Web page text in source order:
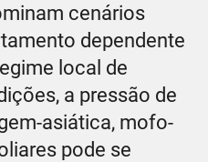
cenários
dependente
local de
a pressão de
asiática, mofo-
pode se